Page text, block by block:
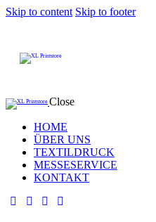
Skip to content Skip to footer
Close
HOME
ÜBER UNS
TEXTILDRUCK
MESSESERVICE
KONTAKT